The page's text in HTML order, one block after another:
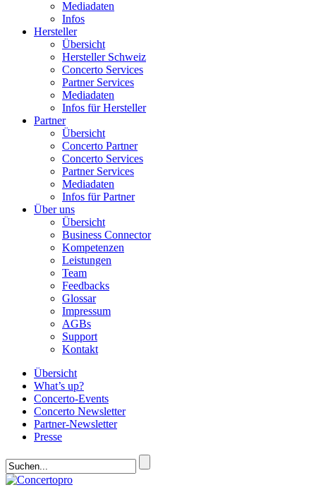
Mediadaten
Infos
Hersteller
Übersicht
Hersteller Schweiz
Concerto Services
Partner Services
Mediadaten
Infos für Hersteller
Partner
Übersicht
Concerto Partner
Concerto Services
Partner Services
Mediadaten
Infos für Partner
Über uns
Übersicht
Business Connector
Kompetenzen
Leistungen
Team
Feedbacks
Glossar
Impressum
AGBs
Support
Kontakt
Übersicht
What’s up?
Concerto-Events
Concerto Newsletter
Partner-Newsletter
Presse